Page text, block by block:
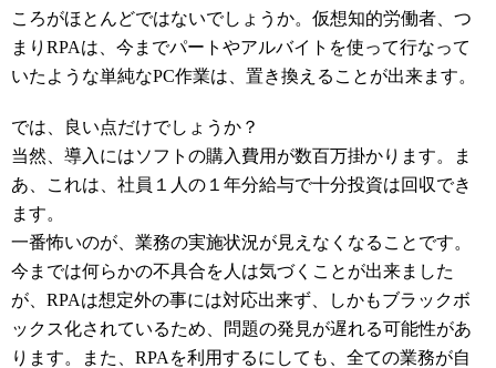
ころがほとんどではないでしょうか。仮想知的労働者、つ
まりRPAは、今までパートやアルバイトを使って行なって
いたような単純なPC作業は、置き換えることが出来ます。
では、良い点だけでしょうか？
当然、導入にはソフトの購入費用が数百万掛かります。ま
あ、これは、社員１人の１年分給与で十分投資は回収でき
ます。
一番怖いのが、業務の実施状況が見えなくなることです。
今までは何らかの不具合を人は気づくことが出来ました
が、RPAは想定外の事には対応出来ず、しかもブラックボ
ックス化されているため、問題の発見が遅れる可能性があ
ります。また、RPAを利用するにしても、全ての業務が自